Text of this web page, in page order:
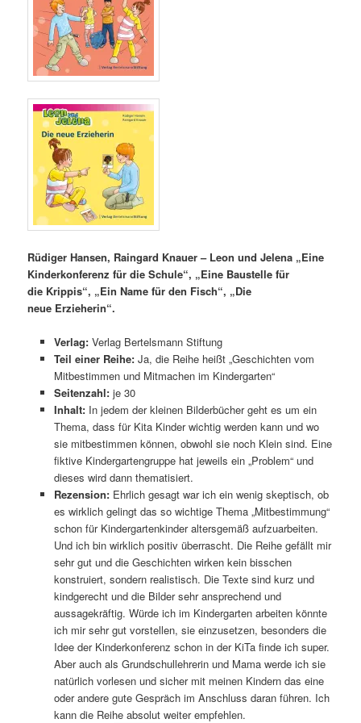
Rüdiger Hansen, Raingard Knauer – Leon und Jelena „Eine
Kinderkonferenz für die Schule“, „Eine Baustelle für
die Krippis“, „Ein Name für den Fisch“, „Die
neue Erzieherin“.
Verlag: Verlag Bertelsmann Stiftung
Teil einer Reihe:Ja, die Reihe heißt „Geschichten vom
Mitbestimmen und Mitmachen im Kindergarten“
Seitenzahl:je 30
Inhalt: In jedem der kleinen Bilderbücher geht es um ein
Thema, dass für Kita Kinder wichtig werden kann und wo
sie mitbestimmen können, obwohl sie noch Klein sind. Eine
fiktive Kindergartengruppe hat jeweils ein „Problem“ und
dieses wird dann thematisiert.
Rezension:Ehrlich gesagt war ich ein wenig skeptisch, ob
es wirklich gelingt das so wichtige Thema „Mitbestimmung“
schon für Kindergartenkinder altersgemäß aufzuarbeiten.
Und ich bin wirklich positiv überrascht. Die Reihe gefällt mir
sehr gut und die Geschichten wirken kein bisschen
konstruiert, sondern realistisch. Die Texte sind kurz und
kindgerecht und die Bilder sehr ansprechend und
aussagekräftig. Würde ich im Kindergarten arbeiten könnte
ich mir sehr gut vorstellen, sie einzusetzen, besonders die
Idee der Kinderkonferenz schon in der KiTa finde ich super.
Aber auch als Grundschullehrerin und Mama werde ich sie
natürlich vorlesen und sicher mit meinen Kindern das eine
oder andere gute Gespräch im Anschluss daran führen. Ich
kann die Reihe absolut weiter empfehlen.